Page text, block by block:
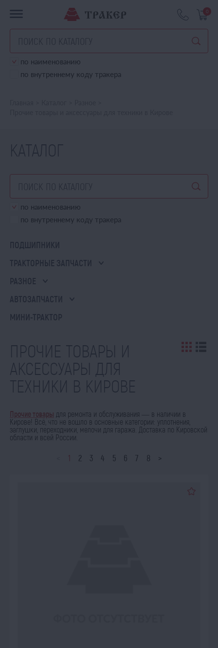
0
по наименованию
по внутреннему коду тракера
КАТАЛОГ
по наименованию
по внутреннему коду тракера
ПОДШИПНИКИ
ТРАКТОРНЫЕ ЗАПЧАСТИ
РАЗНОЕ
АВТОЗАПЧАСТИ
МИНИ-ТРАКТОР
ПРОЧИЕ ТОВАРЫ И
АКСЕССУАРЫ ДЛЯ
ТЕХНИКИ В КИРОВЕ
Прочие товары для ремонта и обслуживания — в наличии в
Кирове! Всё, что не вошло в основные категории: уплотнения,
заглушки, переходники, мелочи для гаража. Доставка по Кировской
области и всей России.
1 2 3 4 5 6 7 8 >